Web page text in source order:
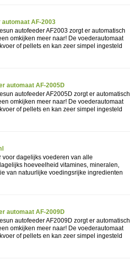
automaat AF-2003
autofeeder AF2003 zorgt er automatisch
omkijken meer naar! De voederautomaat
of pellets en kan zeer simpel ingesteld
automaat AF-2005D
autofeeder AF2005D zorgt er automatisch
omkijken meer naar! De voederautomaat
of pellets en kan zeer simpel ingesteld
dagelijks voederen van alle
hoeveelheid vitamines, mineralen,
van natuurlijke voedingsrijke ingredienten
automaat AF-2009D
autofeeder AF2009D zorgt er automatisch
omkijken meer naar! De voederautomaat
of pellets en kan zeer simpel ingesteld